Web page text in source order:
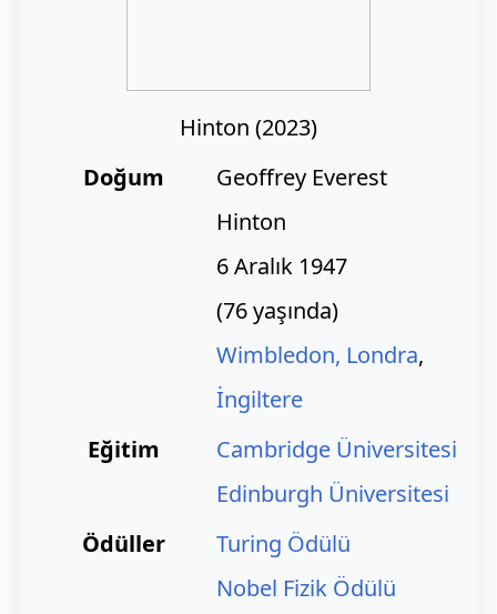
Hinton (2023)
Doğum
Geoffrey Everest
Hinton
6 Aralık 1947
(76 yaşında)
Wimbledon, Londra,
İngiltere
Eğitim
Cambridge Üniversitesi
Edinburgh Üniversitesi
Ödüller
Turing Ödülü
Nobel Fizik Ödülü